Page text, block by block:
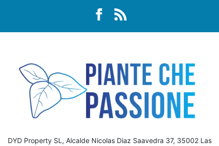
DYD Property SL, Alcalde Nicolas Diaz Saavedra 37, 35002 Las